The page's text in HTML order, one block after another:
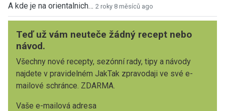
A kde je na orientalnich… 2 roky 8 měsíců ago
Teď už vám neuteče žádný recept nebo
návod.
Všechny nové recepty, sezónní rady, tipy a návody
najdete v pravidelném JakTak zpravodaji ve své e-
mailové schránce. ZDARMA.
Vaše e-mailová adresa